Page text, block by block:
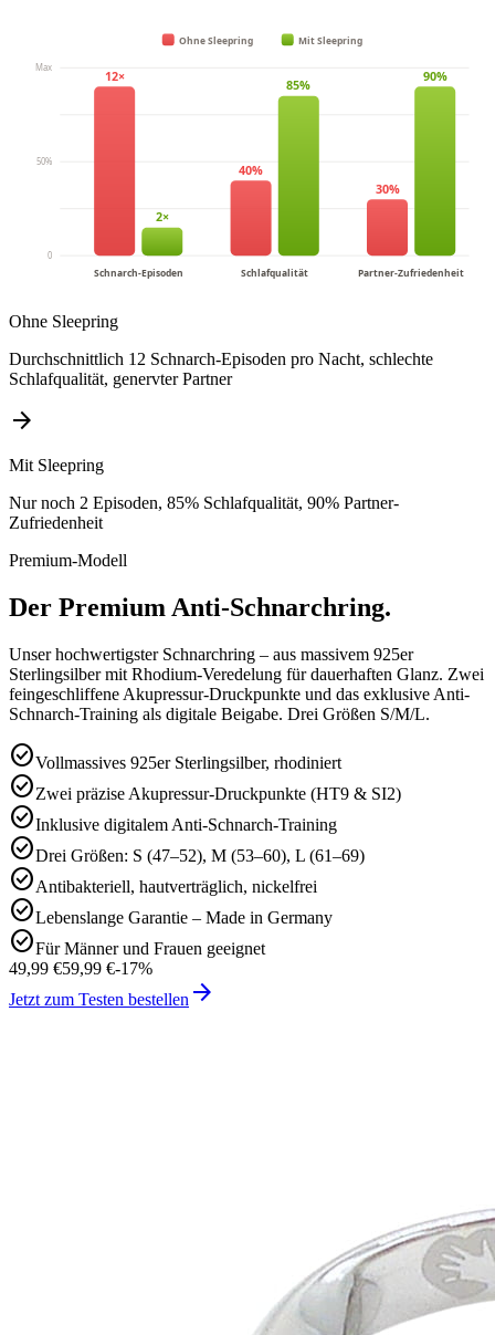
Max
50%
0
12×
2×
Schnarch-Episoden
40%
85%
Schlafqualität
30%
90%
Partner-Zufriedenheit
Ohne Sleepring Mit Sleepring
Ohne Sleepring
Durchschnittlich 12 Schnarch-Episoden pro Nacht, schlechte
Schlafqualität, genervter Partner
arrow_forward
Mit Sleepring
Nur noch 2 Episoden, 85% Schlafqualität, 90% Partner-
Zufriedenheit
Premium-Modell
Der Premium Anti-Schnarchring.
Unser hochwertigster Schnarchring – aus massivem 925er
Sterlingsilber mit Rhodium-Veredelung für dauerhaften Glanz. Zwei
feingeschliffene Akupressur-Druckpunkte und das exklusive Anti-
Schnarch-Training als digitale Beigabe. Drei Größen S/M/L.
check_circleVollmassives 925er Sterlingsilber, rhodiniert
check_circleZwei präzise Akupressur-Druckpunkte (HT9 & SI2)
check_circleInklusive digitalem Anti-Schnarch-Training
check_circleDrei Größen: S (47–52), M (53–60), L (61–69)
check_circleAntibakteriell, hautverträglich, nickelfrei
check_circleLebenslange Garantie – Made in Germany
check_circleFür Männer und Frauen geeignet
49,99 €59,99 €-17%
Jetzt zum Testen bestellen arrow_forward